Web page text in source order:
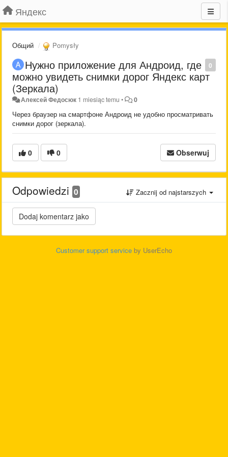
Яндекс
Общий Pomysły
0
Нужно приложение для Андроид, где
можно увидеть снимки дорог Яндекс карт
(Зеркала)
Алексей Федосюк 1 miesiąc temu • 0
Через браузер на смартфоне Андроид не удобно просматривать
снимки дорог (зеркала).
0 0 Obserwuj
Odpowiedzi 0 Zacznij od najstarszych
Customer support service by UserEcho